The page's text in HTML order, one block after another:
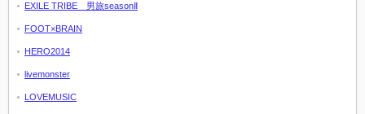
EXILE TRIBE 男旅seasonⅡ
FOOT×BRAIN
HERO2014
livemonster
LOVEMUSIC